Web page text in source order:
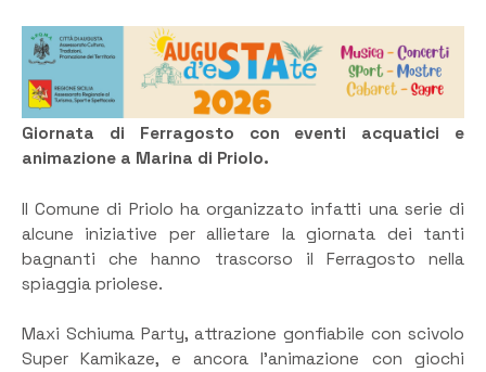
Giornata di Ferragosto con eventi acquatici e
animazione a Marina di Priolo.
Il Comune di Priolo ha organizzato infatti una serie di
alcune iniziative per allietare la giornata dei tanti
bagnanti che hanno trascorso il Ferragosto nella
spiaggia priolese.
Maxi Schiuma Party, attrazione gonfiabile con scivolo
Super Kamikaze, e ancora l’animazione con giochi